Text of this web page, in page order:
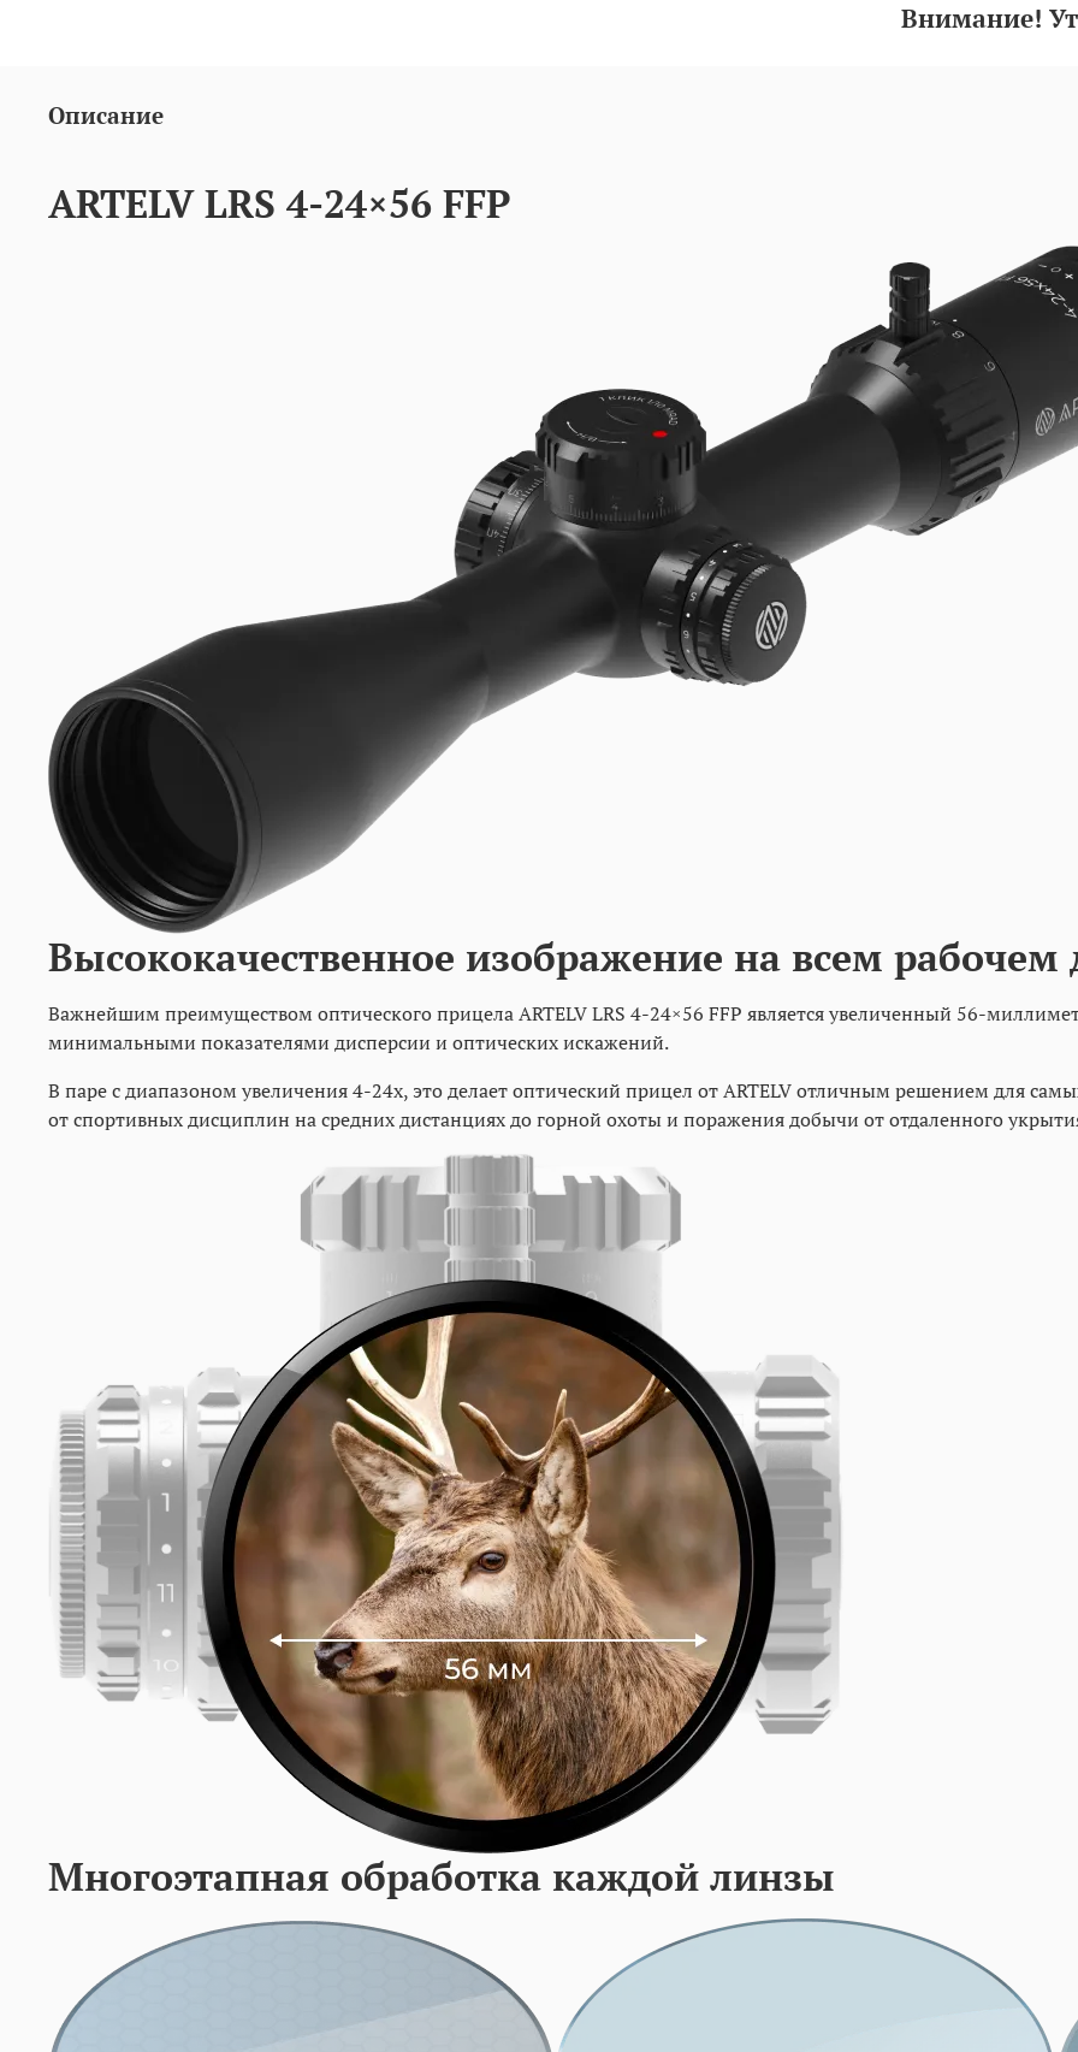
Внимание!
Описание
ARTELV LRS 4-24×56 FFP
Высококачественное изображение на всем рабочем
Важнейшим преимуществом оптического прицела ARTELV LRS 4-24×56 FFP является увеличенный 56-
минимальными показателями дисперсии и оптических искажений.
В паре с диапазоном увеличения 4-24х, это делает оптический прицел от ARTELV отличным решением для
от спортивных дисциплин на средних дистанциях до горной охоты и поражения добычи от отдаленного
Многоэтапная обработка каждой линзы